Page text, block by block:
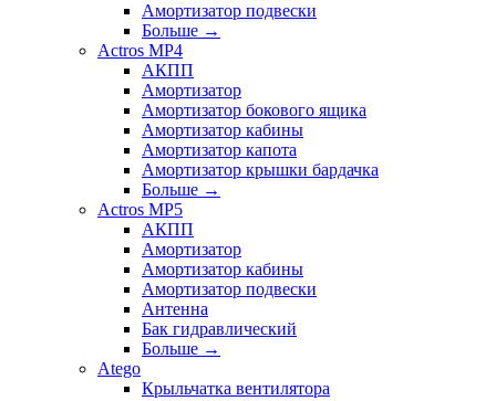
Амортизатор подвески
Больше →
Actros MP4
АКПП
Амортизатор
Амортизатор бокового ящика
Амортизатор кабины
Амортизатор капота
Амортизатор крышки бардачка
Больше →
Actros MP5
АКПП
Амортизатор
Амортизатор кабины
Амортизатор подвески
Антенна
Бак гидравлический
Больше →
Atego
Крыльчатка вентилятора